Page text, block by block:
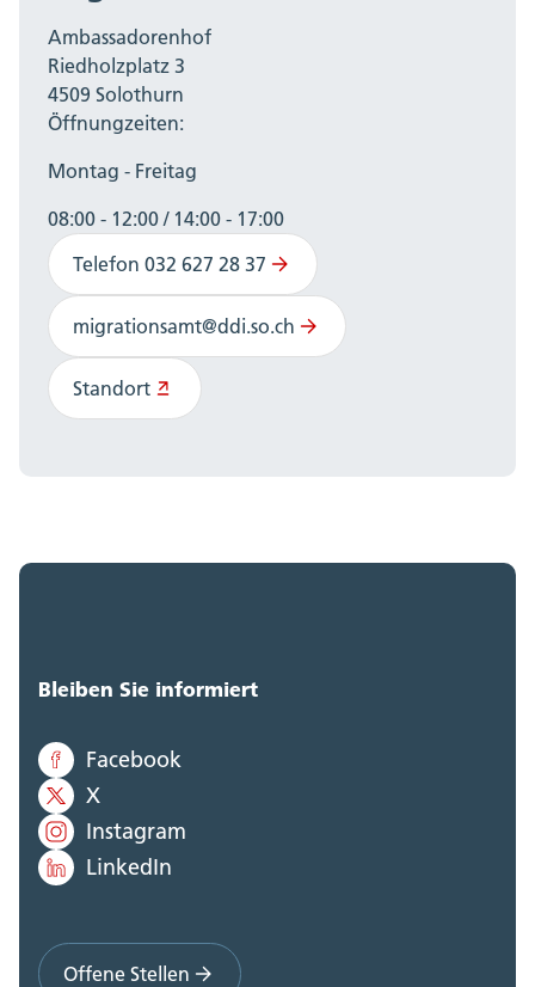
Ambassadorenhof
Riedholzplatz 3
4509 Solothurn
Öffnungzeiten:
Montag - Freitag
08:00 - 12:00 / 14:00 - 17:00
Telefon 032 627 28 37
migrationsamt@ddi.so.ch
Standort
Bleiben Sie informiert
Facebook
X
Instagram
LinkedIn
Offene Stellen